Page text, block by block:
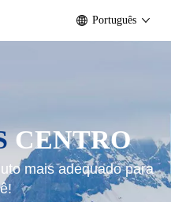
Português
CENTRO
mais adequado para